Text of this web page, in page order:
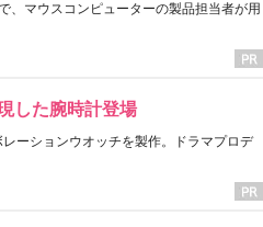
、マウスコンピューターの製品担当者が用
した腕時計登場
ーションウオッチを製作。ドラマプロデ